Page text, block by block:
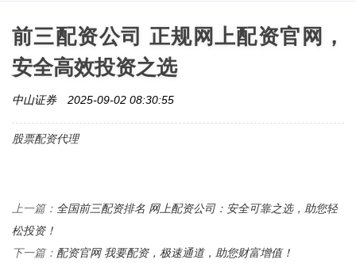
前三配资公司 正规网上配资官网，
安全高效投资之选
中山证券 2025-09-02 08:30:55
股票配资代理
上一篇： 全国前三配资排名 网上配资公司：安全可靠之选，助您轻
松投资！
下一篇： 配资官网 我要配资，极速通道，助您财富增值！